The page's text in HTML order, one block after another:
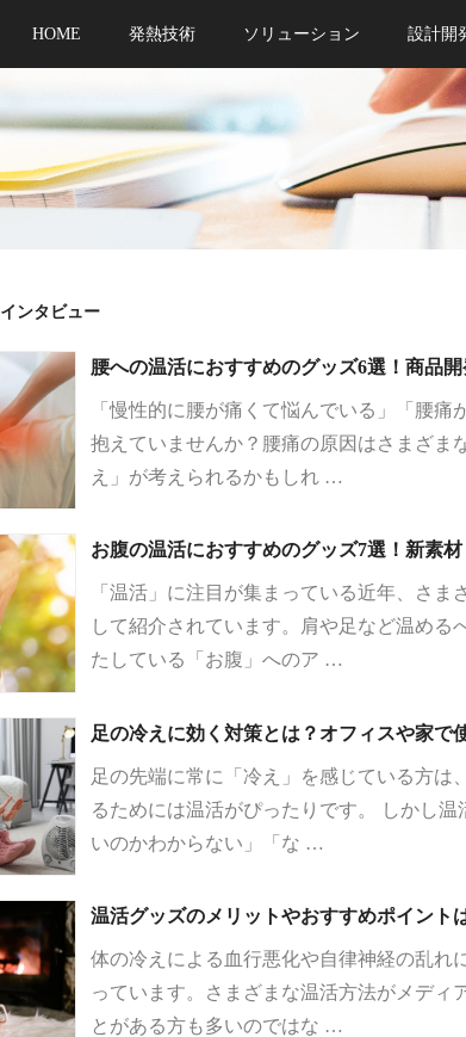
HOME 発熱技術 ソリューション 設計開
インタビュー
腰への温活におすすめのグッズ6選！商品
「慢性的に腰が痛くて悩んでいる」「腰
抱えていませんか？腰痛の原因はさまざま
え」が考えられるかもしれ …
お腹の温活におすすめのグッズ7選！新素
「温活」に注目が集まっている近年、さ
して紹介されています。肩や足など温め
たしている「お腹」へのア …
足の冷えに効く対策とは？オフィスや家で
足の先端に常に「冷え」を感じている方は
るためには温活がぴったりです。 しかし
いのかわからない」「な …
温活グッズのメリットやおすすめポイント
体の冷えによる血行悪化や自律神経の乱れ
っています。さまざまな温活方法がメディ
とがある方も多いのではな …